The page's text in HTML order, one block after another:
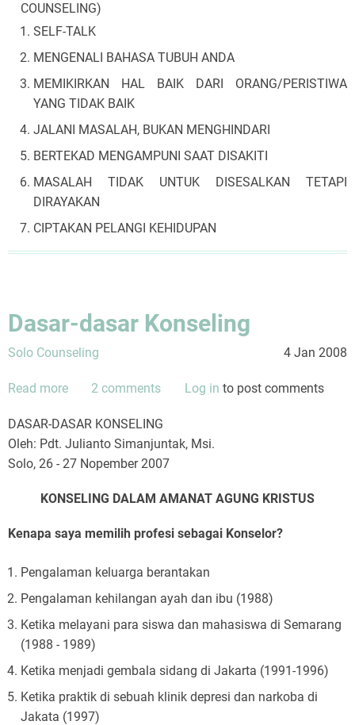
COUNSELING)
SELF-TALK
MENGENALI BAHASA TUBUH ANDA
MEMIKIRKAN HAL BAIK DARI ORANG/PERISTIWA
YANG TIDAK BAIK
JALANI MASALAH, BUKAN MENGHINDARI
BERTEKAD MENGAMPUNI SAAT DISAKITI
MASALAH TIDAK UNTUK DISESALKAN TETAPI
DIRAYAKAN
CIPTAKAN PELANGI KEHIDUPAN
Dasar-dasar Konseling
Solo Counseling 4 Jan 2008
Read more about
dasar
Konseling
2 comments Log in to post comments
DASAR-DASAR KONSELING
Oleh: Pdt. Julianto Simanjuntak, Msi.
Solo, 26 - 27 Nopember 2007
KONSELING DALAM AMANAT AGUNG KRISTUS
Kenapa saya memilih profesi sebagai Konselor?
Pengalaman keluarga berantakan
Pengalaman kehilangan ayah dan ibu (1988)
Ketika melayani para siswa dan mahasiswa di Semarang
(1988 - 1989)
Ketika menjadi gembala sidang di Jakarta (1991-1996)
Ketika praktik di sebuah klinik depresi dan narkoba di
Jakata (1997)